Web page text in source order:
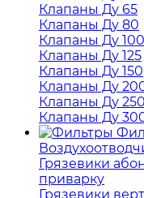
Клапаны Ду 65
Клапаны Ду 80
Клапаны Ду 100
Клапаны Ду 125
Клапаны Ду 150
Клапаны Ду
Клапаны Ду 250
Клапаны Ду
Грязевики
приварку
Грязевики